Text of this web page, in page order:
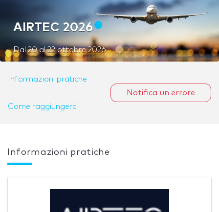
AIRTEC 2026
Dal20al22 ottobre 2026
Informazioni pratiche
Come raggiungerci
Notifica un errore
Informazioni pratiche